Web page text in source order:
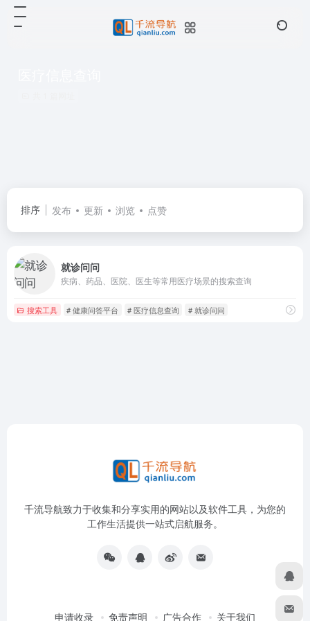
排序 发布 更新 浏览 点赞
就诊问问
疾病、药品、医院、医生等常用医疗场景的搜索查询
搜索工具 # 健康问答平台 # 医疗信息查询 # 就诊问问
千流导航致力于收集和分享实用的网站以及软件工具，为您的
工作生活提供一站式启航服务。
申请收录 免责声明 广告合作 关于我们